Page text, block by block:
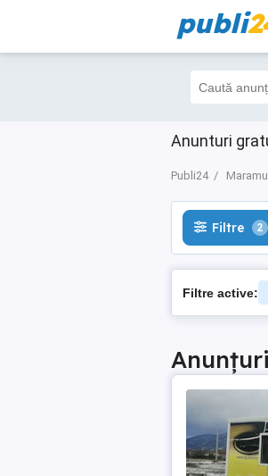
publi
Anunturi
Publi24
Filtre 2
Filtre 2
Filtre active: